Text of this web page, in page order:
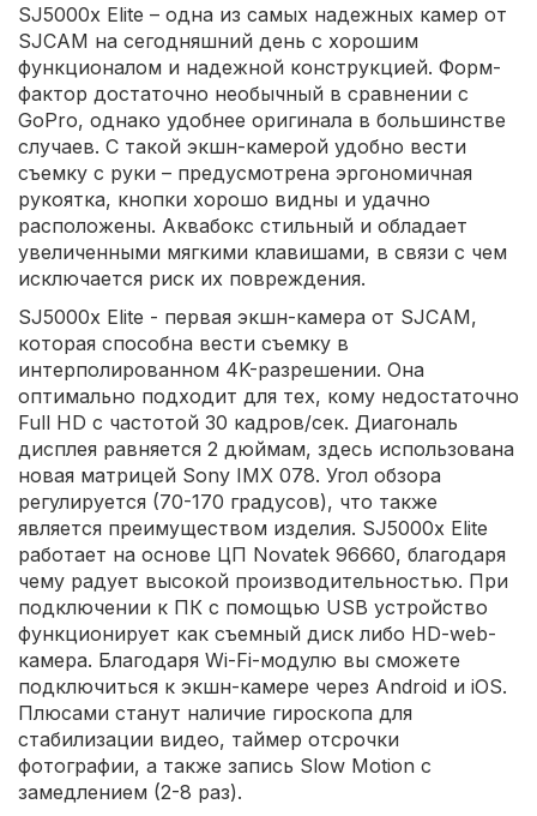
доступная цена.
SJ5000x Elite – одна из самых надежных камер от
SJCAM на сегодняшний день с хорошим
функционалом и надежной конструкцией. Форм-
фактор достаточно необычный в сравнении с
GoPro, однако удобнее оригинала в большинстве
случаев. С такой экшн-камерой удобно вести
съемку с руки – предусмотрена эргономичная
рукоятка, кнопки хорошо видны и удачно
расположены. Аквабокс стильный и обладает
увеличенными мягкими клавишами, в связи с чем
исключается риск их повреждения.
SJ5000x Elite - первая экшн-камера от SJCAM,
которая способна вести съемку в
интерполированном 4K-разрешении. Она
оптимально подходит для тех, кому недостаточно
Full HD с частотой 30 кадров/сек. Диагональ
дисплея равняется 2 дюймам, здесь использована
новая матрицей Sony IMX 078. Угол обзора
регулируется (70-170 градусов), что также
является преимуществом изделия. SJ5000x Elite
работает на основе ЦП Nоvatek 96660, благодаря
чему радует высокой производительностью. При
подключении к ПК с помощью USB устройство
функционирует как съемный диск либо HD-web-
камера. Благодаря Wi-Fi-модулю вы сможете
подключиться к экшн-камере через Android и iOS.
Плюсами станут наличие гироскопа для
стабилизации видео, таймер отсрочки
фотографии, а также запись Slow Motion с
замедлением (2-8 раз).